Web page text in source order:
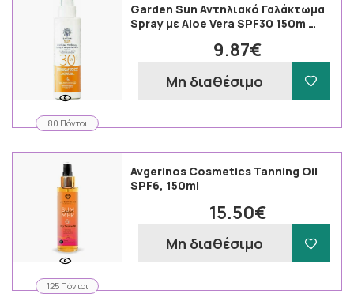
80 Πόντοι
Garden Sun Αντηλιακό Γαλάκτωμα
Spray με Aloe Vera SPF30 150m …
9.87€
Μη διαθέσιμο
125 Πόντοι
Avgerinos Cosmetics Tanning Oil
SPF6, 150ml
15.50€
Μη διαθέσιμο